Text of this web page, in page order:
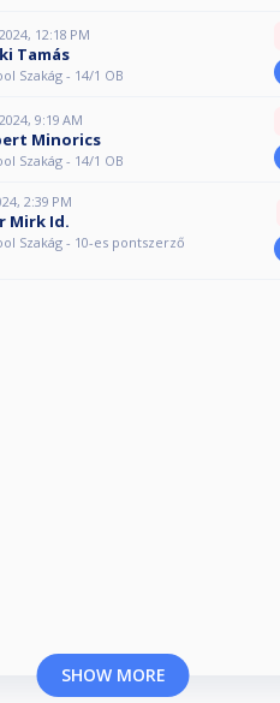
12:18 PM
Tamás
Szakág - 14/1 OB
9:19 AM
Minorics
Szakág - 14/1 OB
2:39 PM
Mirk Id.
Szakág - 10-es pontszerző
SHOW MORE